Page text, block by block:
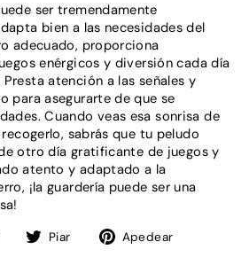
ser tremendamente
bien a las necesidades del
adecuado, proporciona
enérgicos y diversión cada día
atención a las señales y
para asegurarte de que se
Cuando veas esa sonrisa de
sabrás que tu peludo
otro día gratificante de juegos y
atento y adaptado a la
¡la guardería puede ser una
Compartir
Piar
Tweet Apedear